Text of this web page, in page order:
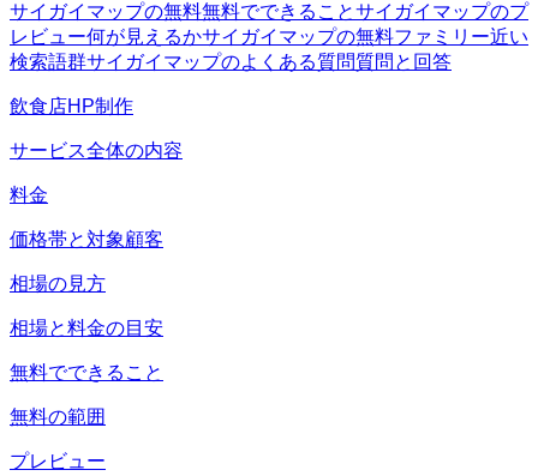
サイガイマップの無料無料でできることサイガイマップのプ
レビュー何が見えるかサイガイマップの無料ファミリー近い
検索語群サイガイマップのよくある質問質問と回答
飲食店HP制作
サービス全体の内容
料金
価格帯と対象顧客
相場の見方
相場と料金の目安
無料でできること
無料の範囲
プレビュー